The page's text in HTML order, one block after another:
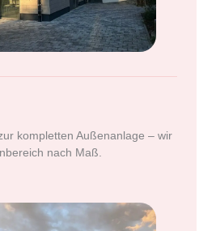
kompletten Außenanlage – wir
nach Maß.